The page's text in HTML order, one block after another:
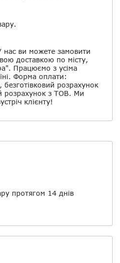
ви можете замовити
доставкою по місту,
Працюємо з усіма
Форма оплати:
безготівковий розрахунок
розрахунок з ТОВ. Ми
клієнту!
протягом 14 днів
Залишити відгук